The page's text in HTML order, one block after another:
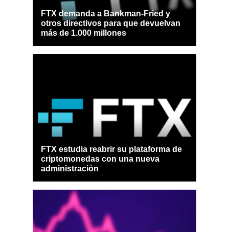
FTX demanda a Bankman-Fried y
otros directivos para que devuelvan
más de 1.000 millones
FTX estudia reabrir su plataforma de
criptomonedas con una nueva
administración